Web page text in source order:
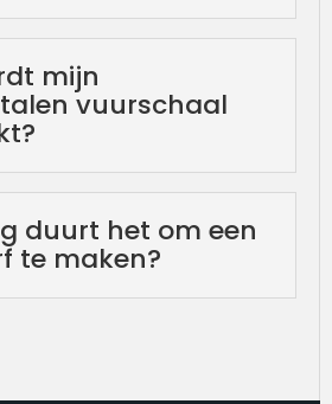
mijn
vuurschaal
duurt het om een
te maken?